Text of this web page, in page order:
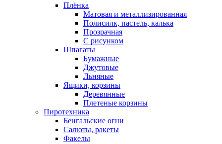
Плёнка
Матовая и металлизированная
Полисилк, пастель, калька
Прозрачная
С рисунком
Шпагаты
Бумажные
Джутовые
Льняные
Ящики, корзины
Деревянные
Плетеные корзины
Пиротехника
Бенгальские огни
Салюты, ракеты
Факелы